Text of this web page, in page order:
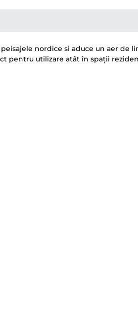
nordice și aduce un aer de
utilizare atât în spații